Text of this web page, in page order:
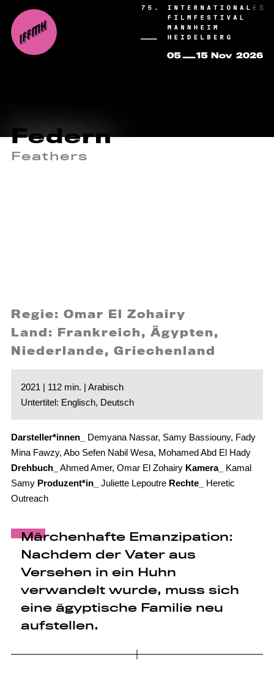
Federn
Feathers
Regie: Omar El Zohairy
Land: Frankreich, Ägypten,
Niederlande, Griechenland
2021 | 112 min. | Arabisch
Untertitel: Englisch, Deutsch
Darsteller*innen_
Demyana Nassar, Samy Bassiouny, Fady
Mina Fawzy, Abo Sefen Nabil Wesa, Mohamed Abd El Hady
Drehbuch_
Ahmed Amer, Omar El Zohairy Kamera_
Kamal
Samy Produzent*in_ Juliette Lepoutre Rechte_
Heretic
Outreach
Märchenhafte Emanzipation:
Nachdem der Vater aus
Versehen in ein Huhn
verwandelt wurde, muss sich
eine ägyptische Familie neu
aufstellen.